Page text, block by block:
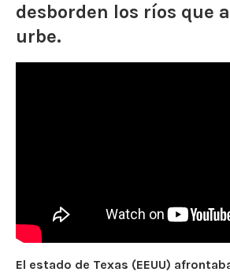
desborden los ríos que
urbe.
El estado de Texas (EEUU)